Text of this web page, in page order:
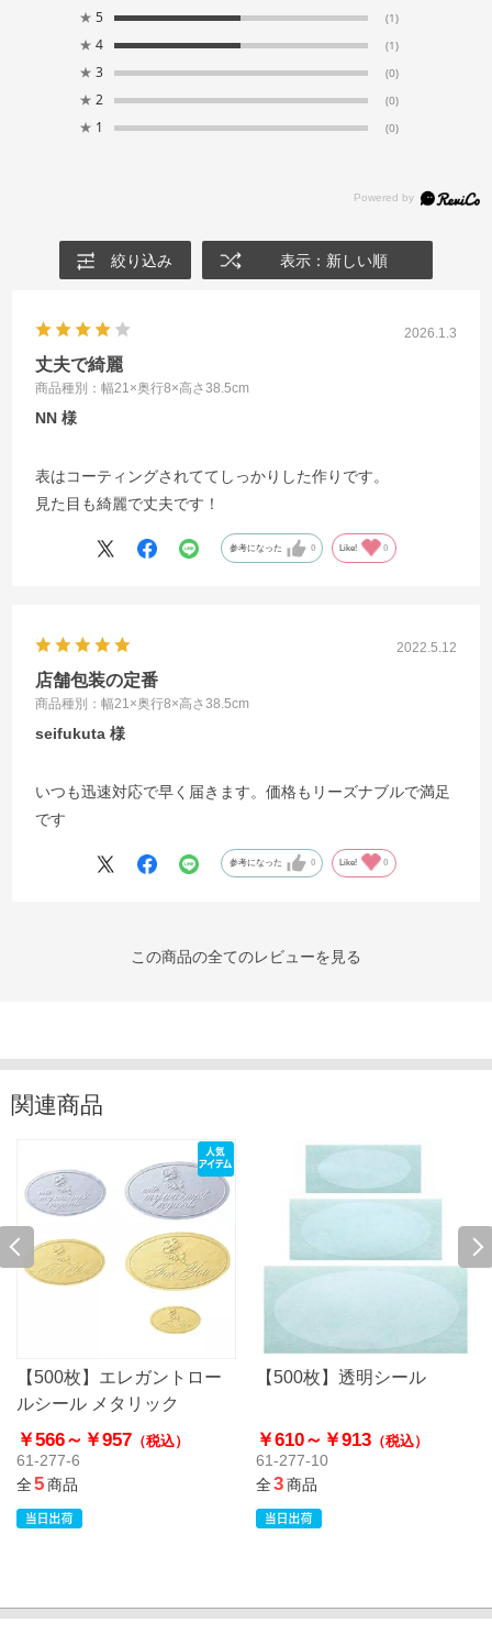
★ 5 (1)
★ 4 (1)
★ 3 (0)
★ 2 (0)
★ 1 (0)
絞り込み 表示：新しい順
2026.1.3
丈夫で綺麗
商品種別：幅21×奥行8×高さ38.5cm
NN
表はコーティングされててしっかりした作りです。
見た目も綺麗で丈夫です！
参考になった 0 Like! 0
2022.5.12
店舗包装の定番
商品種別：幅21×奥行8×高さ38.5cm
seifukuta
いつも迅速対応で早く届きます。価格もリーズナブルで満足
です
参考になった 0 Like! 0
この商品の全てのレビューを見る
関連商品
【500枚】エレガントロー
ルシール メタリック
￥566～ ￥957 （税込）
61-277-6
全5商品
【500枚】透明シール
￥610～ ￥913 （税込）
61-277-10
全3商品